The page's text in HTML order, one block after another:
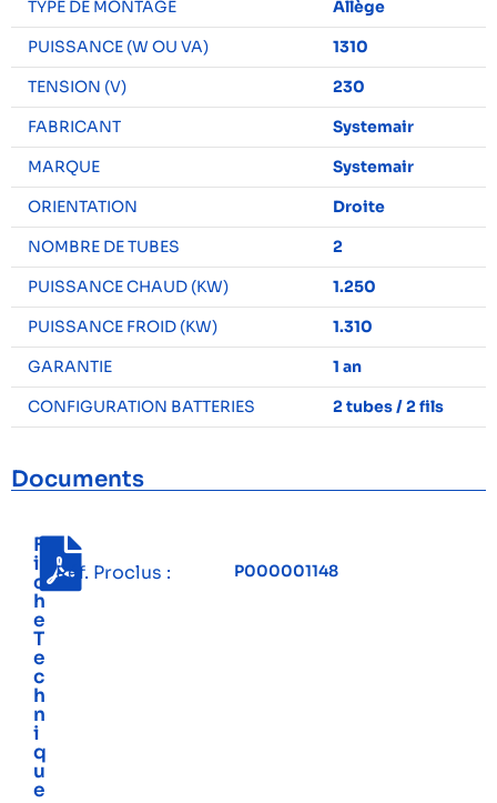
TYPE DE MONTAGE
Allège
PUISSANCE (W OU VA)
1310
TENSION (V)
230
FABRICANT
Systemair
MARQUE
Systemair
ORIENTATION
Droite
NOMBRE DE TUBES
2
PUISSANCE CHAUD (KW)
1.250
PUISSANCE FROID (KW)
1.310
GARANTIE
1 an
CONFIGURATION BATTERIES
2 tubes / 2 fils
Documents
F
i
c
h
e
T
e
c
h
n
i
q
u
e
Réf. Proclus : P000001148